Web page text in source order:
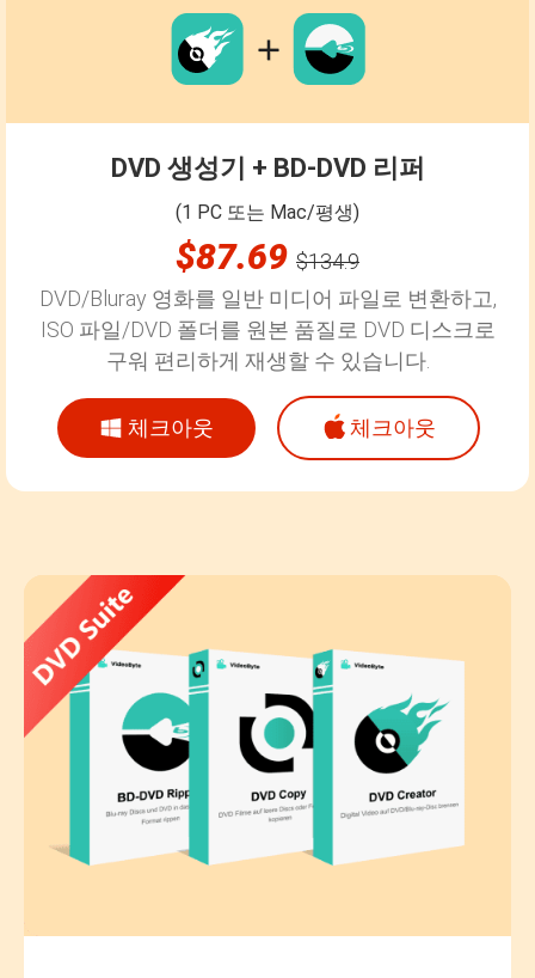
DVD 생성기 + BD-DVD 리퍼
(1 PC 또는 Mac/평생)
$87.69 $134.9
DVD/Bluray 영화를 일반 미디어 파일로 변환하고,
ISO 파일/DVD 폴더를 원본 품질로 DVD 디스크로
구워 편리하게 재생할 수 있습니다.
체크아웃 체크아웃